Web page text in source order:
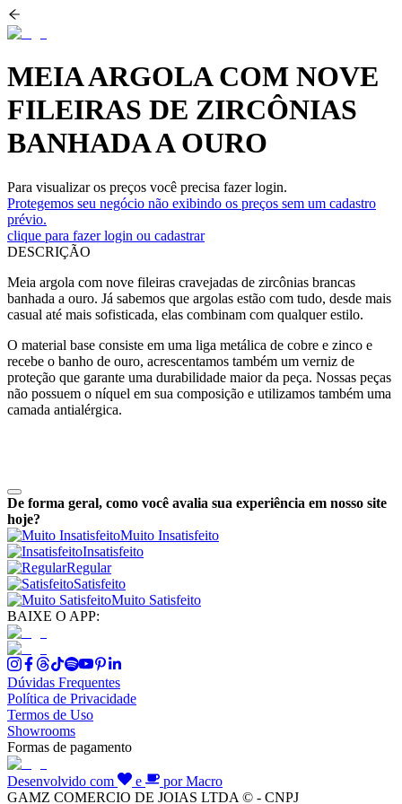
MEIA ARGOLA COM NOVE
FILEIRAS DE ZIRCÔNIAS
BANHADA A OURO
Para visualizar os preços você precisa fazer login.
Protegemos seu negócio não exibindo os preços sem um cadastro
prévio.
clique para fazer login ou cadastrar
DESCRIÇÃO
Meia argola com nove fileiras cravejadas de zircônias brancas
banhada a ouro. Já sabemos que argolas estão com tudo, desde mais
casual até mais sofisticada, elas combinam com qualquer estilo.
O material base consiste em uma liga metálica de cobre e zinco e
recebe o banho de ouro, acrescentamos também um verniz de
proteção que garante uma durabilidade maior da peça. Nossas peças
não possuem o níquel em sua composição e utilizamos também uma
camada antialérgica.
De forma geral, como você avalia sua experiência em nosso site
hoje?
Muito Insatisfeito
Insatisfeito
Regular
Satisfeito
Muito Satisfeito
BAIXE O APP:
Dúvidas Frequentes
Política de Privacidade
Termos de Uso
Showrooms
Formas de pagamento
Desenvolvido com e
por Macro
GAMZ COMERCIO DE JOIAS LTDA © - CNPJ